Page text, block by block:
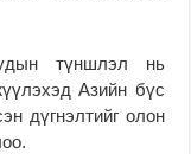
түншлэл нь
Азийн бүс
дүгнэлтийг олон